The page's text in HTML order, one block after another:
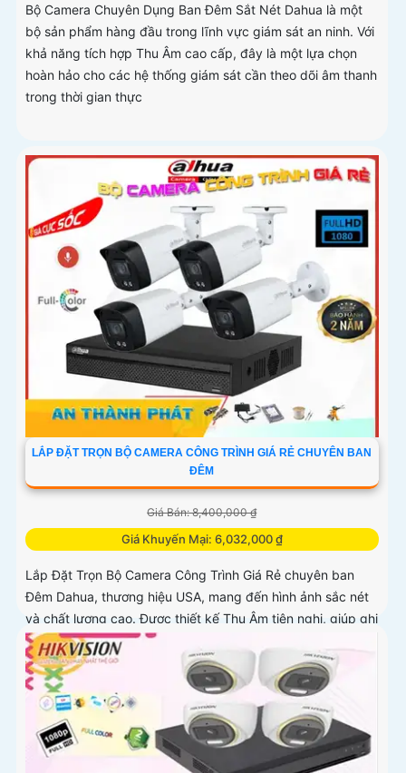
Bộ Camera Chuyên Dụng Ban Đêm Sắt Nét Dahua là một
bộ sản phẩm hàng đầu trong lĩnh vực giám sát an ninh. Với
khả năng tích hợp Thu Âm cao cấp, đây là một lựa chọn
hoàn hảo cho các hệ thống giám sát cần theo dõi âm thanh
trong thời gian thực
LẮP ĐẶT TRỌN BỘ CAMERA CÔNG TRÌNH GIÁ RẺ CHUYÊN BAN
ĐÊM
Giá Bán: 8,400,000 ₫
Giá Khuyến Mại: 6,032,000 ₫
Lắp Đặt Trọn Bộ Camera Công Trình Giá Rẻ chuyên ban
Đêm Dahua, thương hiệu USA, mang đến hình ảnh sắc nét
và chất lượng cao. Được thiết kế Thu Âm tiên nghi, giúp ghi
lại mọi chi tiết quan trọng một cách rõ ràng